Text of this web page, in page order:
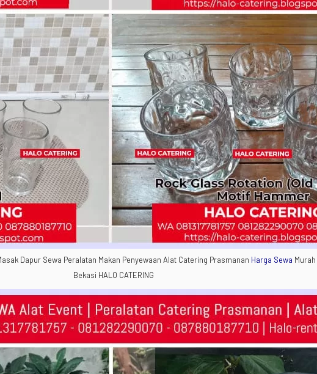
Dapur Sewa Peralatan Makan Penyewaan Alat Catering Prasmanan Harga Sewa Murah
Bekasi HALO CATERING